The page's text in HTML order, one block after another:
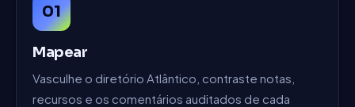
01
Mapear
Vasculhe o diretório Atlântico, contraste notas,
recursos e os comentários auditados de cada